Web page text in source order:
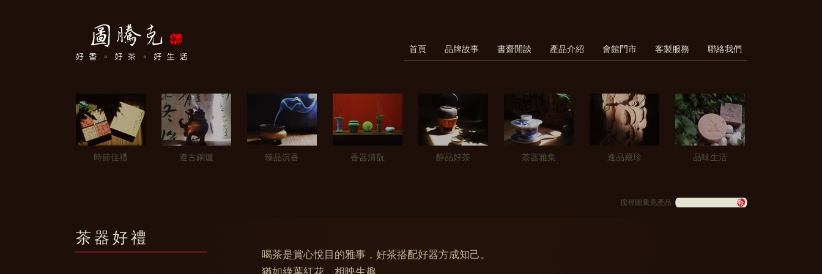
首頁 品牌故事 書齋閒談 產品介紹 會館門市 客製服務 聯絡我們
時節佳禮 遵古銅爐 臻品沉香 香器清翫 醇品好茶 茶器雅集 逸品藏珍 品味生活
搜尋圖騰克產品
茶器好禮
喝茶是賞心悅目的雅事，好茶搭配好器方成知己。